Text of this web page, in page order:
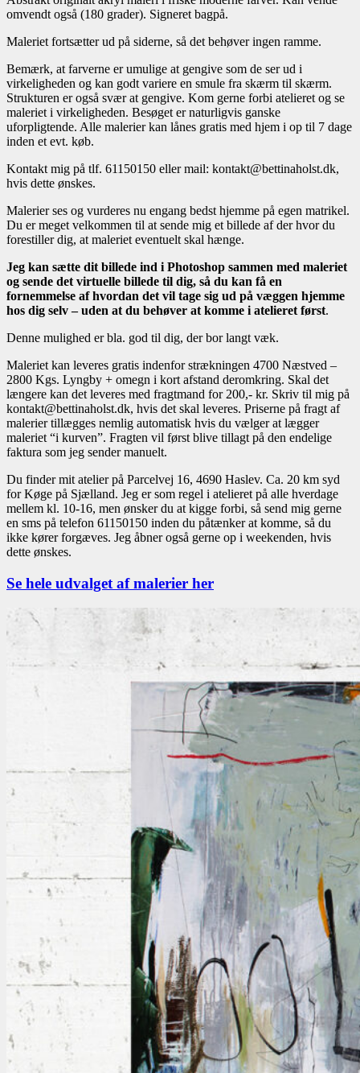
omvendt også (180 grader). Signeret bagpå.
Maleriet fortsætter ud på siderne, så det behøver ingen ramme.
Bemærk, at farverne er umulige at gengive som de ser ud i
virkeligheden og kan godt variere en smule fra skærm til skærm.
Strukturen er også svær at gengive. Kom gerne forbi atelieret og se
maleriet i virkeligheden. Besøget er naturligvis ganske
uforpligtende. Alle malerier kan lånes gratis med hjem i op til 7 dage
inden et evt. køb.
Kontakt mig på tlf. 61150150 eller mail: kontakt@bettinaholst.dk,
hvis dette ønskes.
Malerier ses og vurderes nu engang bedst hjemme på egen matrikel.
Du er meget velkommen til at sende mig et billede af der hvor du
forestiller dig, at maleriet eventuelt skal hænge.
Jeg kan sætte dit billede ind i Photoshop sammen med maleriet
og sende det virtuelle billede til dig, så du kan få en
fornemmelse af hvordan det vil tage sig ud på væggen hjemme
hos dig selv – uden at du behøver at komme i atelieret først.
Denne mulighed er bla. god til dig, der bor langt væk.
Maleriet kan leveres gratis indenfor strækningen 4700 Næstved –
2800 Kgs. Lyngby + omegn i kort afstand deromkring. Skal det
længere kan det leveres med fragtmand for 200,- kr. Skriv til mig på
kontakt@bettinaholst.dk, hvis det skal leveres. Priserne på fragt af
malerier tillægges nemlig automatisk hvis du vælger at lægger
maleriet “i kurven”. Fragten vil først blive tillagt på den endelige
faktura som jeg sender manuelt.
Du finder mit atelier på Parcelvej 16, 4690 Haslev. Ca. 20 km syd
for Køge på Sjælland. Jeg er som regel i atelieret på alle hverdage
mellem kl. 10-16, men ønsker du at kigge forbi, så send mig gerne
en sms på telefon 61150150 inden du påtænker at komme, så du
ikke kører forgæves. Jeg åbner også gerne op i weekenden, hvis
dette ønskes.
Se hele udvalget af malerier her